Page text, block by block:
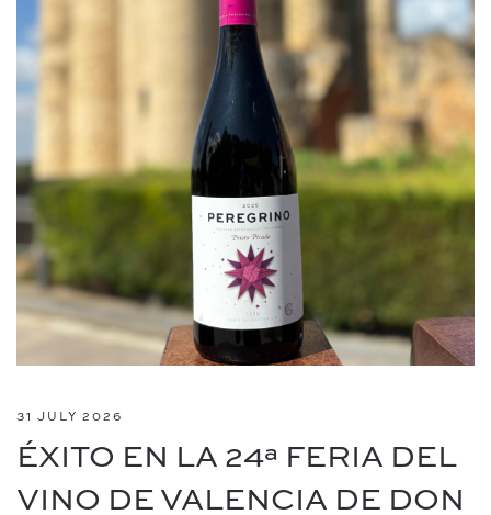
31 JULY 2026
ÉXITO EN LA 24ª FERIA DEL
VINO DE VALENCIA DE DON